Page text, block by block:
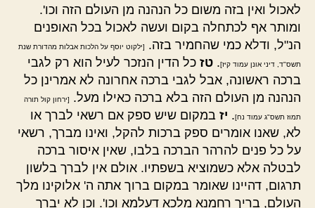
לאכול ואין בזה משום כל הנהנה מן העולם הזה וכו'.
ומותר אף לכתחלה בקום ועשה לאכול בכל האופנים
הנ"ל, ודלא כמי שהחמיר בזה.
[ילקוט יוסף על הלכות אבלות מהדורת שנת
תשס"ד, דיני אונן עמוד קיז]. טז כל הדין הנזכר לעיל הוא רק לגבי
ברכה ראשונה, אבל לגבי ברכה אחרונה לא אמרינן כל
הנהנה מן העולם הזה בלא ברכה כאילו מעל.
[ירחון קול תורה
תמוז תשס"ג עמוד נח]. יז במקום שיש ספק אם רשאי לברך או
לא, שאנו אומרים ספק ברכות להקל, ואינו מברך, רשאי
על כל פנים להרהר הברכה בלבו, שאין איסור ברכה
לבטלה אלא כשמוציא בשפתיו. אולם אין לברך בלשון
תרגום, דהיינו שאומר במקום ברוך אתה ה' אלוקינו מלך
העולם, בריך רחמנא מלכא דעלמא וכו'. וכן לא יברך